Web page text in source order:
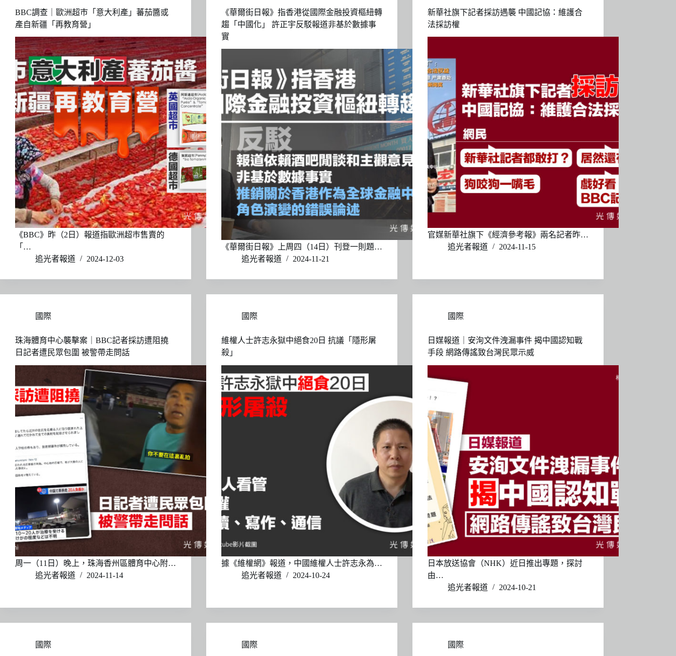
BBC調查｜歐洲超巿「意大利產」蕃茄醬或
產自新疆「再教育營」
《BBC》昨（2日）報道指歐洲超巿售賣的
「…
追光者報道
2024-12-03
《華爾街日報》指香港從國際金融投資樞紐轉
趨「中國化」 許正宇反駁報道非基於數據事
實
《華爾街日報》上周四（14日）刊登一則題…
追光者報道
2024-11-21
新華社旗下記者採訪遇襲 中國記協：維護合
法採訪權
官媒新華社旗下《經濟參考報》兩名記者昨…
追光者報道
2024-11-15
國際
珠海體育中心襲擊案｜BBC記者採訪遭阻撓
日記者遭民眾包圍 被警帶走問話
周一（11日）晚上，珠海香州區體育中心附…
追光者報道
2024-11-14
國際
維權人士許志永獄中絕食20日 抗議「隱形屠
殺」
據《維權網》報道，中國維權人士許志永為…
追光者報道
2024-10-24
國際
日媒報道｜安洵文件洩漏事件 揭中國認知戰
手段 網路傳謠致台灣民眾示威
日本放送協會（NHK）近日推出專題，探討
由…
追光者報道
2024-10-21
國際 國際 國際